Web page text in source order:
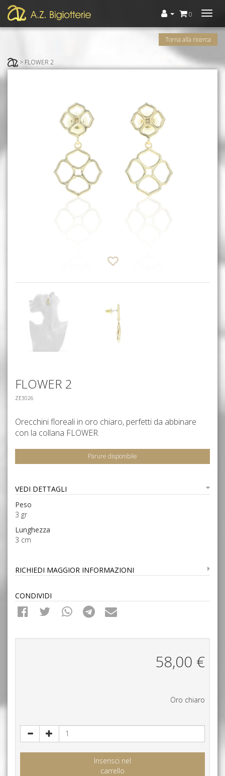
Menù
0
> FLOWER 2
Torna alla ricerca
FLOWER 2
ZE3026
Orecchini floreali in oro chiaro, perfetti da abbinare
con la collana FLOWER.
Parure disponibile
VEDI DETTAGLI
Peso
3 gr
Lunghezza
3 cm
RICHIEDI MAGGIOR INFORMAZIONI
CONDIVIDI
58,00 €
Oro chiaro
Inserisci nel
carrello